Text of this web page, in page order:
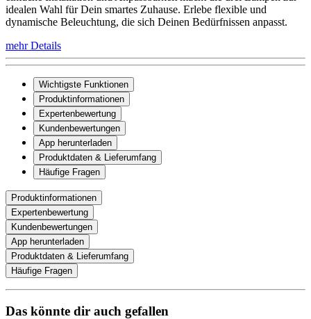
idealen Wahl für Dein smartes Zuhause. Erlebe flexible und
dynamische Beleuchtung, die sich Deinen Bedürfnissen anpasst.
mehr Details
Wichtigste Funktionen
Produktinformationen
Expertenbewertung
Kundenbewertungen
App herunterladen
Produktdaten & Lieferumfang
Häufige Fragen
Produktinformationen
Expertenbewertung
Kundenbewertungen
App herunterladen
Produktdaten & Lieferumfang
Häufige Fragen
Das könnte dir auch gefallen